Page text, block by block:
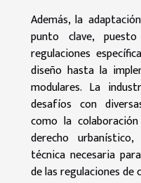
Además, la
punto clave,
regulaciones
diseño hasta la
modulares. La
desafíos con
como la
derecho
técnica necesaria
de las regulaciones de